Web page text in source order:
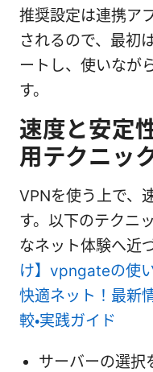
推奨設定は連携ア
されるので、最初
ートし、使いなが
す。
速度と安定
用テクニッ
VPNを使う上で、
す。以下のテクニ
なネット体験へ近
け】vpngateの使
快適ネット！最新情
較・実践ガイド
サーバーの選択